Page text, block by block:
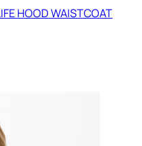
HOOD WAISTCOAT